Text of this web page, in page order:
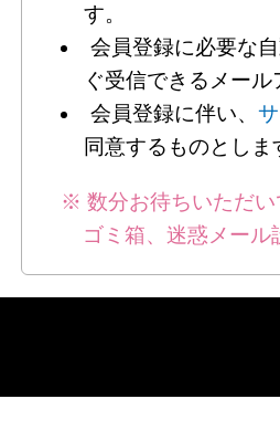
す。
会員登録に必要な
ぐ受信できるメー
会員登録に伴い、
同意するものとしま
数分お待ちいただ
ゴミ箱、迷惑メー